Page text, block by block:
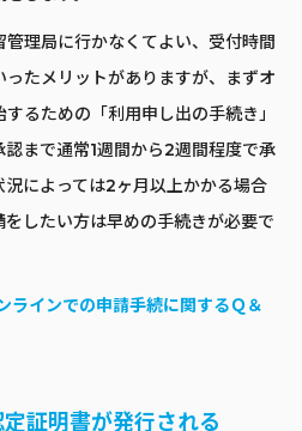
理局に行かなくてよい、受付時間
たメリットがありますが、まずオ
るための「利用申し出の手続き」
まで通常1週間から2週間程度で承
によっては2ヶ月以上かかる場合
したい方は早めの手続きが必要で
ラインでの申請手続に関するＱ＆
証明書が発行される